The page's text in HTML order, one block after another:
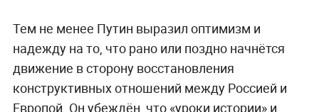
Тем не менее Путин выразил оптимизм и
надежду на то, что рано или поздно начнётся
движение в сторону восстановления
конструктивных отношений между Россией и
Европой. Он убеждён, что «уроки истории» и